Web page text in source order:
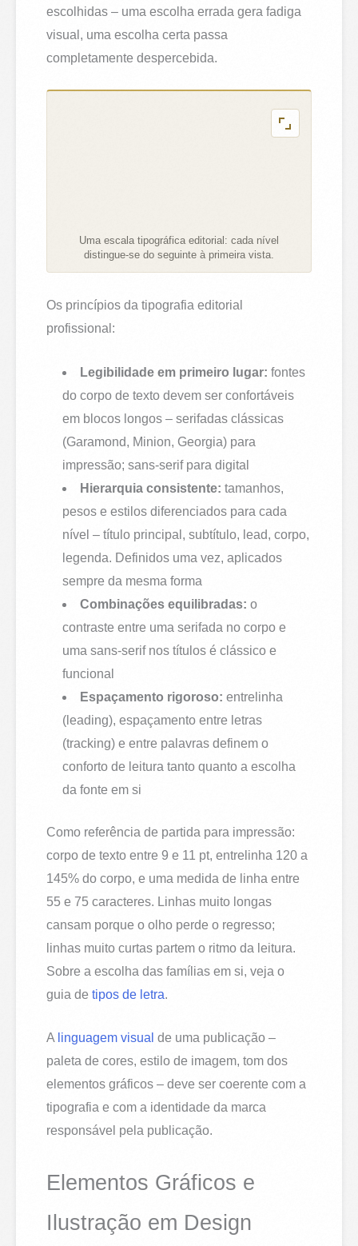
escolhidas – uma escolha errada gera fadiga
visual, uma escolha certa passa
completamente despercebida.
Uma escala tipográfica editorial: cada nível
distingue-se do seguinte à primeira vista.
Os princípios da tipografia editorial
profissional:
Legibilidade em primeiro lugar: fontes
do corpo de texto devem ser confortáveis
em blocos longos – serifadas clássicas
(Garamond, Minion, Georgia) para
impressão; sans-serif para digital
Hierarquia consistente: tamanhos,
pesos e estilos diferenciados para cada
nível – título principal, subtítulo, lead, corpo,
legenda. Definidos uma vez, aplicados
sempre da mesma forma
Combinações equilibradas: o
contraste entre uma serifada no corpo e
uma sans-serif nos títulos é clássico e
funcional
Espaçamento rigoroso: entrelinha
(leading), espaçamento entre letras
(tracking) e entre palavras definem o
conforto de leitura tanto quanto a escolha
da fonte em si
Como referência de partida para impressão:
corpo de texto entre 9 e 11 pt, entrelinha 120 a
145% do corpo, e uma medida de linha entre
55 e 75 caracteres. Linhas muito longas
cansam porque o olho perde o regresso;
linhas muito curtas partem o ritmo da leitura.
Sobre a escolha das famílias em si, veja o
guia detipos de letra.
A linguagem visual de uma publicação –
paleta de cores, estilo de imagem, tom dos
elementos gráficos – deve ser coerente com a
tipografia e com a identidade da marca
responsável pela publicação.
Elementos Gráficos e
Ilustração em Design